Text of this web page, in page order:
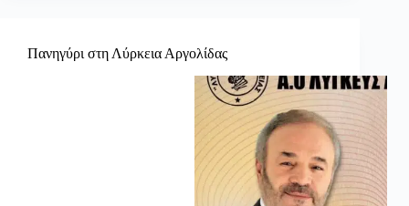
Πανηγύρι στη Λύρκεια Αργολίδας